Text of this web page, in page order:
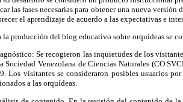
las fases necesarias para obtener una nueva
el aprendizaje de acuerdo a las expectativas e
la producción del blog educativo sobre orquídeas se
Se recogieron las inquietudes de los
Sociedad Venezolana de Ciencias Naturales (CO
Los visitantes se consideraron posibles usuarios
a las orquídeas.